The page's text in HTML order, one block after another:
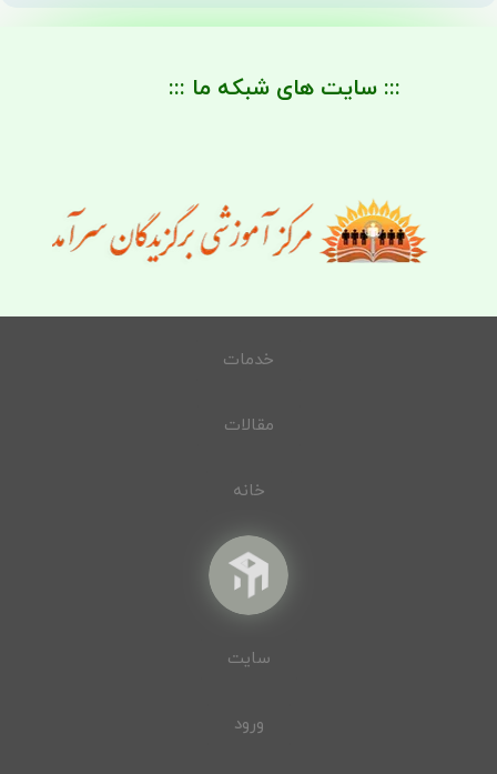
::: سایت های شبکه ما :::
خدمات
مقالات
خانه
سایت
ورود